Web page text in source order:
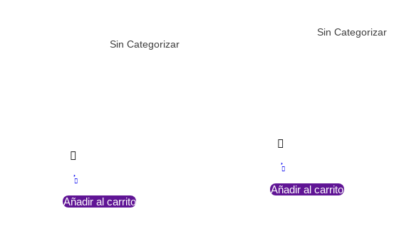
Sin Categorizar
Añadir al carrito
Sin Categorizar
Añadir al carrito